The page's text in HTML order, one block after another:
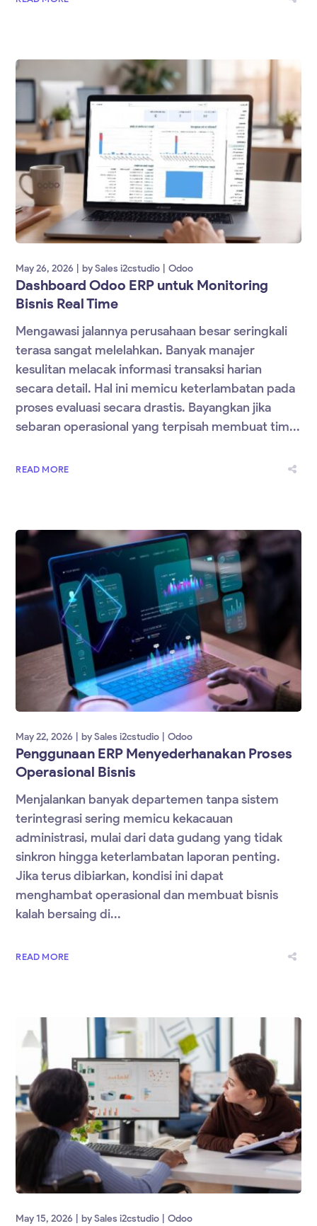
May 26, 2026 bySales i2cstudio Odoo
Dashboard Odoo ERP untuk Monitoring
Bisnis Real Time
Mengawasi jalannya perusahaan besar seringkali
terasa sangat melelahkan. Banyak manajer
kesulitan melacak informasi transaksi harian
secara detail. Hal ini memicu keterlambatan pada
proses evaluasi secara drastis. Bayangkan jika
sebaran operasional yang terpisah membuat tim...
READ MORE
May 22, 2026 bySales i2cstudio Odoo
Penggunaan ERP Menyederhanakan Proses
Operasional Bisnis
Menjalankan banyak departemen tanpa sistem
terintegrasi sering memicu kekacauan
administrasi, mulai dari data gudang yang tidak
sinkron hingga keterlambatan laporan penting.
Jika terus dibiarkan, kondisi ini dapat
menghambat operasional dan membuat bisnis
kalah bersaing di...
READ MORE
May 15, 2026 bySales i2cstudio Odoo